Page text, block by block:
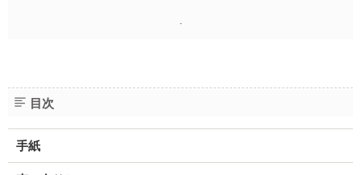
目次
手紙